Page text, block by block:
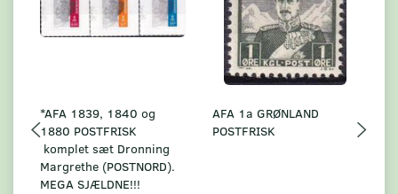
*AFA 1839, 1840 og
1880 POSTFRISK
komplet sæt Dronning
Margrethe (POSTNORD).
MEGA SJÆLDNE!!!
AFA 1a GRØNLAND
POSTFRISK